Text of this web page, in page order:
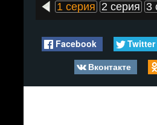
1 серия 2 серия 3
Facebook Twitter
Вконтакте